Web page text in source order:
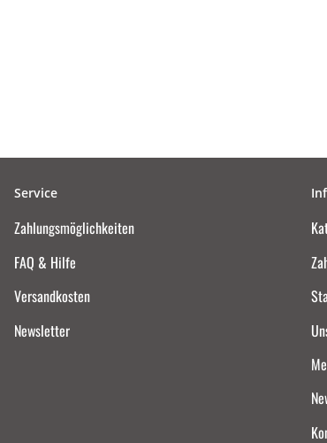
Service
Zahlungsmöglichkeiten
FAQ & Hilfe
Versandkosten
Newsletter